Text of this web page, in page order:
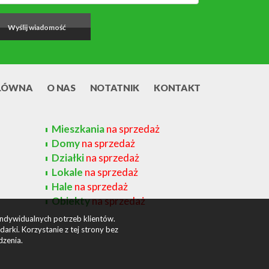
O NAS NOTATNIK KONTAKT
Mieszkaniana sprzedaż
Domyna sprzedaż
Działkina sprzedaż
Lokale na sprzedaż
Hale na sprzedaż
Obiektyna sprzedaż
potrzeb klientów.
Korzystanie z tej strony bez